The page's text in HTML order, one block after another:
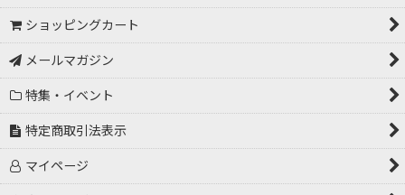
ショッピングカート
メールマガジン
特集・イベント
特定商取引法表示
マイページ